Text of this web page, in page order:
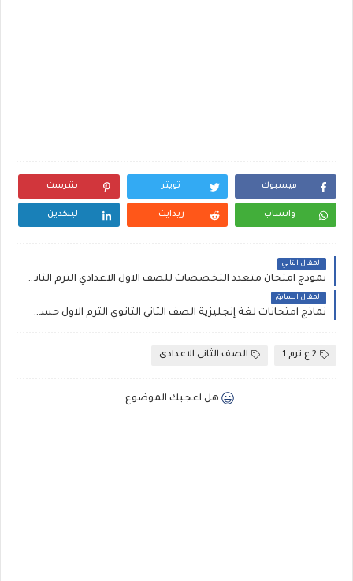
فيسبوك تويتر بنترست
واتساب ريدايت لينكدين
المقال التالي
نموذج امتحان متعدد التخصصات للصف الاول الاعدادي الترم الثاني بالاجابات، امتحان أولى اعدادي لشهر مارس2021.
المقال السابق
نماذج امتحانات لغة إنجليزية الصف الثاني الثانوي الترم الاول حسب آخر المواصفات، امتحانات كتاب نيوجينيس ثانية ثانوي
2 ع ترم 1 الصف الثانى الاعدادى
هل اعجبك الموضوع :